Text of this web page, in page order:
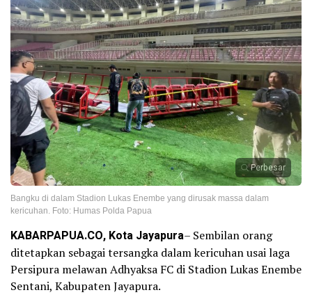
Perbesar
Bangku di dalam Stadion Lukas Enembe yang dirusak massa dalam
kericuhan. Foto: Humas Polda Papua
KABARPAPUA.CO, Kota Jayapura– Sembilan orang
ditetapkan sebagai tersangka dalam kericuhan usai laga
Persipura melawan Adhyaksa FC di Stadion Lukas Enembe
Sentani, Kabupaten Jayapura.